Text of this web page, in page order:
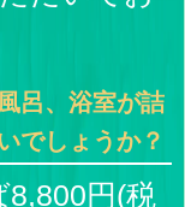
呂、浴室が詰
でしょうか？
円(税